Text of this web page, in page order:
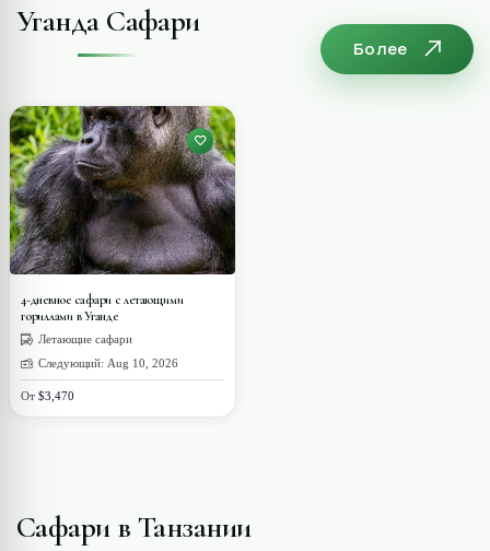
Уганда Сафари
Более
4-дневное сафари с летающими
гориллами в Уганде
Летающие сафари
Следующий: Aug 10, 2026
От $3,470
Сафари в Танзании